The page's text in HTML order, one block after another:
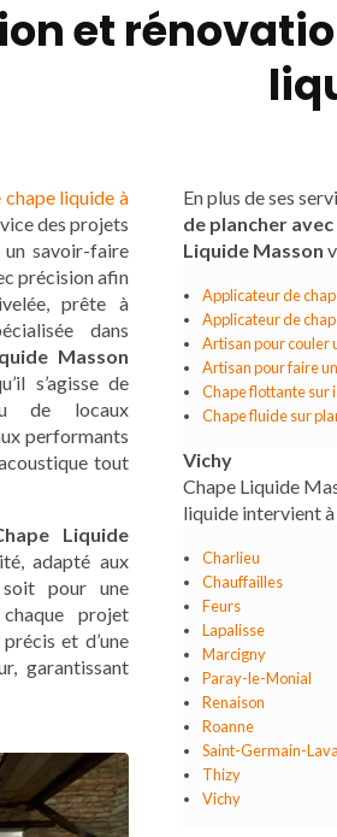
et
liquide à
des projets
savoir-faire
précision afin
prête à
dans
Masson
s’agisse de
de locaux
performants
tout
Liquide
adapté aux
pour une
projet
et d’une
garantissant
En plus de ses
de plancher
Liquide Masson
Applicateur de
Applicateur de
Artisan pour couler
Artisan pour faire
Chape flottante sur
Chape fluide sur
Vichy
Chape Liquide
liquide intervient
Charlieu
Chauffailles
Feurs
Lapalisse
Marcigny
Paray-le-Monial
Renaison
Roanne
Saint-Germain-
Thizy
Vichy